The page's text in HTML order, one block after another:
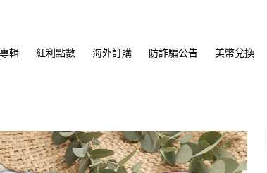
輯 紅利點數 海外訂購 防詐騙公告 美幣兌換